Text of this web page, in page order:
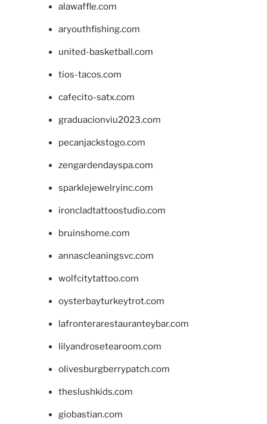
alawaffle.com
aryouthfishing.com
united-basketball.com
tios-tacos.com
cafecito-satx.com
graduacionviu2023.com
pecanjackstogo.com
zengardendayspa.com
sparklejewelryinc.com
ironcladtattoostudio.com
bruinshome.com
annascleaningsvc.com
wolfcitytattoo.com
oysterbayturkeytrot.com
lafronterarestauranteybar.com
lilyandrosetearoom.com
olivesburgberrypatch.com
theslushkids.com
giobastian.com